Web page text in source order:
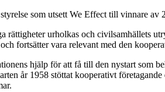
som utsett We Effect till vinnare av
urholkas och civilsamhällets
fortsätter vara relevant med den
hjälp för att få till den nystart som
år 1958 stöttat kooperativt